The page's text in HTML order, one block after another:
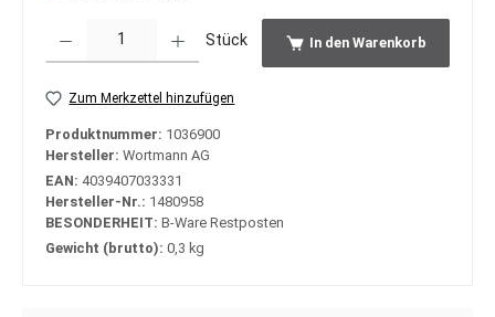
Stück In den Warenkorb
Zum Merkzettel hinzufügen
Produktnummer: 1036900
Hersteller: Wortmann AG
EAN: 4039407033331
Hersteller-Nr.: 1480958
BESONDERHEIT: B-Ware Restposten
Gewicht (brutto): 0,3 kg